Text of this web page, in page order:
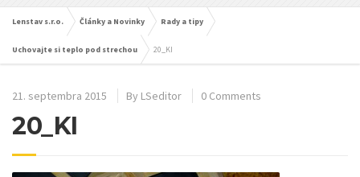
Lenstav s.r.o. Články a Novinky Rady a tipy
Uchovajte si teplo pod strechou 20_KI
21. septembra 2015 By LSeditor 0 Comments
20_KI